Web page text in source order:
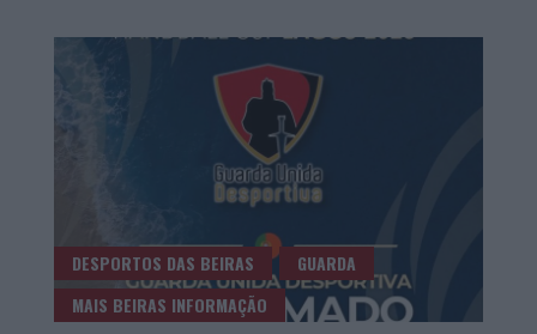
DESPORTOS DAS BEIRAS
GUARDA
MAIS BEIRAS INFORMAÇÃO